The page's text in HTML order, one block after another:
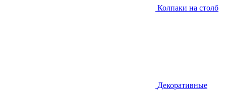
Колпаки на столб
Декоративные